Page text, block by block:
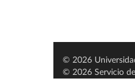
© 2026
© 2026 Servicio